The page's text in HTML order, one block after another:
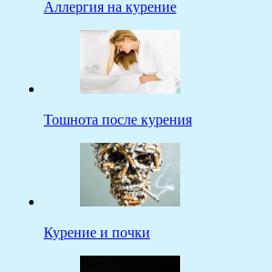
Аллергия на курение
Тошнота после курения
Курение и почки